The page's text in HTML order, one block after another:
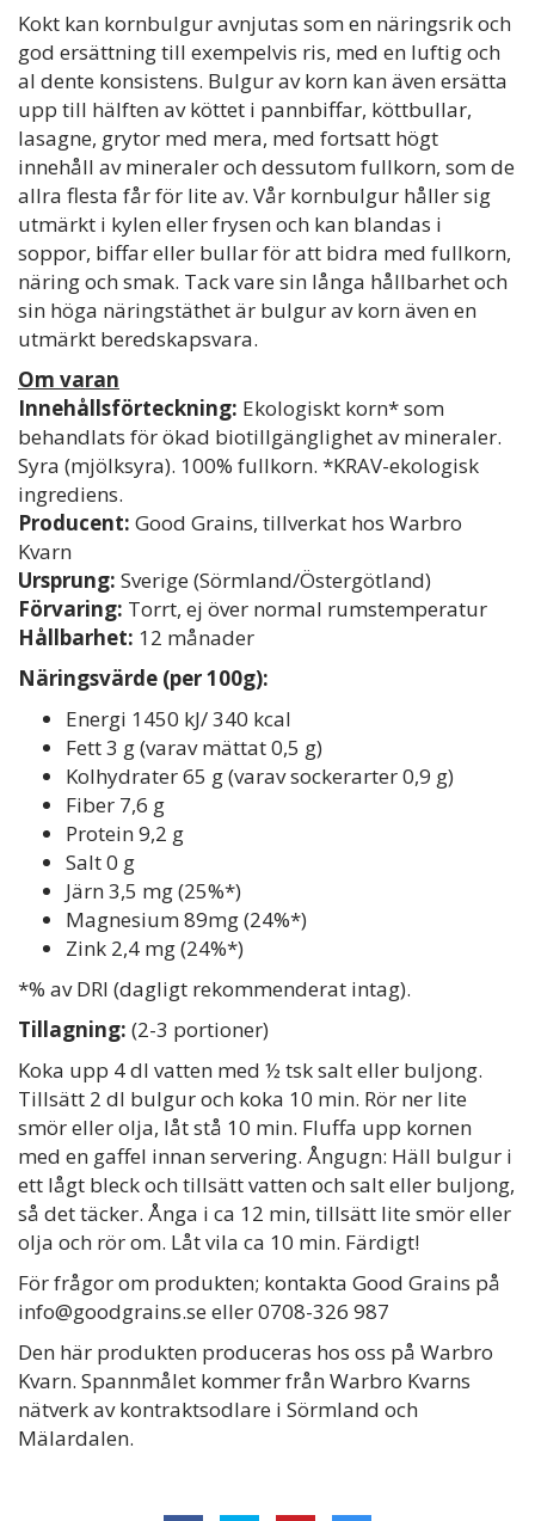
Kokt kan kornbulgur avnjutas som en näringsrik och
god ersättning till exempelvis ris, med en luftig och
al dente konsistens. Bulgur av korn kan även ersätta
upp till hälften av köttet i pannbiffar, köttbullar,
lasagne, grytor med mera, med fortsatt högt
innehåll av mineraler och dessutom fullkorn, som de
allra flesta får för lite av. Vår kornbulgur håller sig
utmärkt i kylen eller frysen och kan blandas i
soppor, biffar eller bullar för att bidra med fullkorn,
näring och smak. Tack vare sin långa hållbarhet och
sin höga näringstäthet är bulgur av korn även en
utmärkt beredskapsvara.
Om varan
Innehållsförteckning: Ekologiskt korn* som
behandlats för ökad biotillgänglighet av mineraler.
Syra (mjölksyra). 100% fullkorn. *KRAV-ekologisk
ingrediens.
Producent: Good Grains, tillverkat hos Warbro
Kvarn
Ursprung: Sverige (Sörmland/Östergötland)
Förvaring: Torrt, ej över normal rumstemperatur
Hållbarhet: 12 månader
Näringsvärde (per 100g):
Energi 1450 kJ/ 340 kcal
Fett 3 g (varav mättat 0,5 g)
Kolhydrater 65 g (varav sockerarter 0,9 g)
Fiber 7,6 g
Protein 9,2 g
Salt 0 g
Järn 3,5 mg (25%*)
Magnesium 89mg (24%*)
Zink 2,4 mg (24%*)
*% av DRI (dagligt rekommenderat intag).
Tillagning: (2-3 portioner)
Koka upp 4 dl vatten med ½ tsk salt eller buljong.
Tillsätt 2 dl bulgur och koka 10 min. Rör ner lite
smör eller olja, låt stå 10 min. Fluffa upp kornen
med en gaffel innan servering. Ångugn: Häll bulgur i
ett lågt bleck och tillsätt vatten och salt eller buljong,
så det täcker. Ånga i ca 12 min, tillsätt lite smör eller
olja och rör om. Låt vila ca 10 min. Färdigt!
För frågor om produkten; kontakta Good Grains på
info@goodgrains.se eller 0708-326 987
Den här produkten produceras hos oss på Warbro
Kvarn. Spannmålet kommer från Warbro Kvarns
nätverk av kontraktsodlare i Sörmland och
Mälardalen.